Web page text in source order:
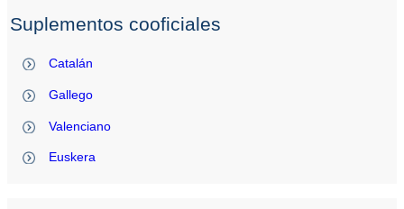
Suplementos cooficiales
Catalán
Gallego
Valenciano
Euskera